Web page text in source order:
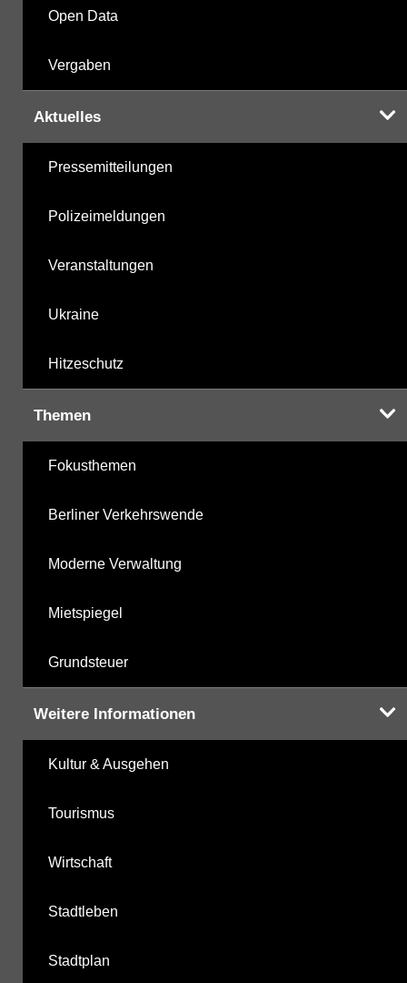
Open Data
Vergaben
Aktuelles
Pressemitteilungen
Polizeimeldungen
Veranstaltungen
Ukraine
Hitzeschutz
Themen
Fokusthemen
Berliner Verkehrswende
Moderne Verwaltung
Mietspiegel
Grundsteuer
Weitere Informationen
Kultur & Ausgehen
Tourismus
Wirtschaft
Stadtleben
Stadtplan